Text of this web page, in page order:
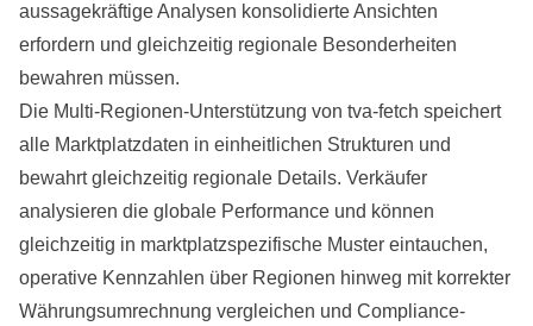
aussagekräftige Analysen konsolidierte Ansichten
erfordern und gleichzeitig regionale Besonderheiten
bewahren müssen.
Die Multi-Regionen-Unterstützung von tva-fetch speichert
alle Marktplatzdaten in einheitlichen Strukturen und
bewahrt gleichzeitig regionale Details. Verkäufer
analysieren die globale Performance und können
gleichzeitig in marktplatzspezifische Muster eintauchen,
operative Kennzahlen über Regionen hinweg mit korrekter
Währungsumrechnung vergleichen und Compliance-